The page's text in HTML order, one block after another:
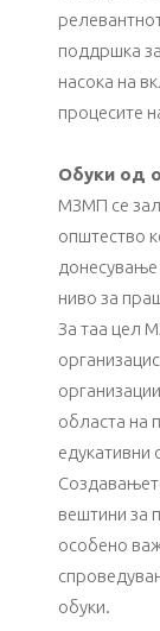
поддршка
насока на
процесите
Обуки од
МЗМП се
општество
ниво за
За таа цел
областа на
едукативни
вештини за
особено
обуки.